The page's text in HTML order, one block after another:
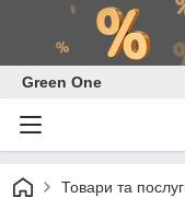
Green One
Товари та